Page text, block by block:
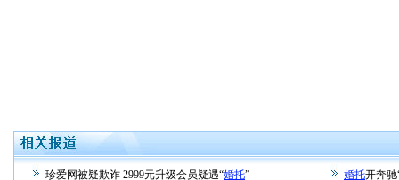
珍爱网被疑欺诈 2999元升级会员疑遇“婚托” 婚托开奔驰